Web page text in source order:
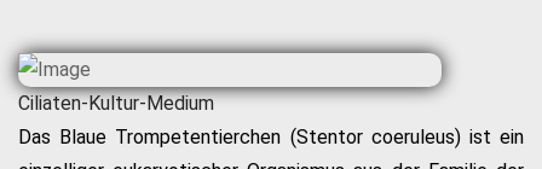
Ciliaten-Kultur-Medium
Das Blaue Trompetentierchen (Stentor coeruleus) ist ein